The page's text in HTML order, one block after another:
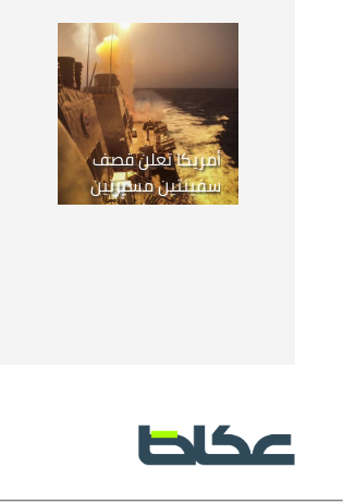
أمريكا تعلن قصف
سفينتين مسيرتين
حوثيتين و3 صواريخ